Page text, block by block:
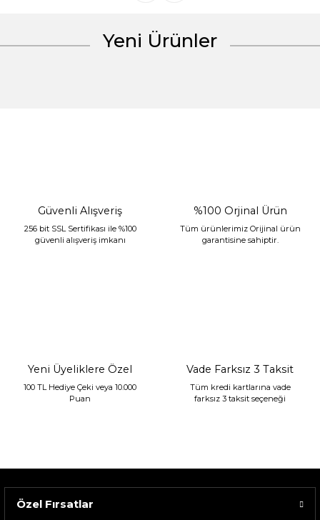
Yeni Ürünler
Güvenli Alışveriş
256 bit SSL Sertifikası ile %100
güvenli alışveriş imkanı
%100 Orjinal Ürün
Tüm ürünlerimiz Orijinal ürün
garantisine sahiptir.
Yeni Üyeliklere Özel
100 TL Hediye Çeki veya 10.000
Puan
Vade Farksız 3 Taksit
Tüm kredi kartlarına vade
farksız 3 taksit seçeneği
Özel Fırsatlar